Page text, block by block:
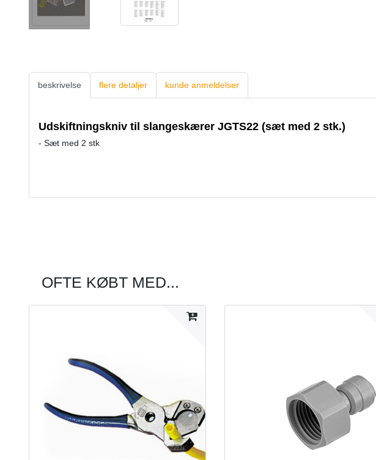
beskrivelse flere detaljer kunde anmeldelser
Udskiftningskniv til slangeskærer JGTS22 (sæt med 2 stk.)
- Sæt med 2 stk
OFTE KØBT MED...